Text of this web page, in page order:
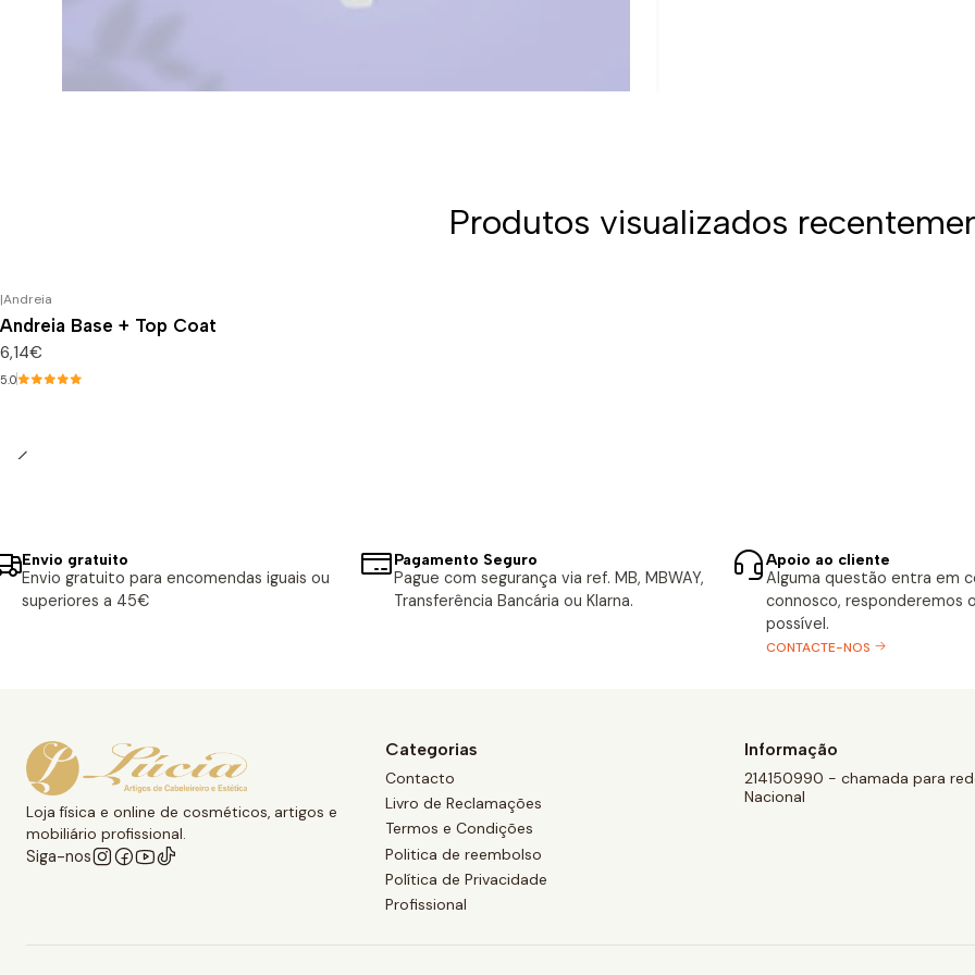
Produtos visualizados
|Andreia
Andreia Base + Top Coat
6,14€
5.0
Envio gratuito
Envio gratuito para encomendas iguais ou
superiores a 45€
Pagamento Seguro
Pague com segurança via ref. MB, MBWAY,
Transferência Bancária ou Klarna.
Apoio ao cliente
Alguma questão entra em
connosco, responderemos
possível.
CONTACTE-NOS
Loja física e online de cosméticos, artigos e
mobiliário profissional.
Siga-nos
Categorias
Contacto
Livro de Reclamações
Termos e Condições
Politica de reembolso
Política de Privacidade
Profissional
Informação
214150990 - chamada para
Nacional